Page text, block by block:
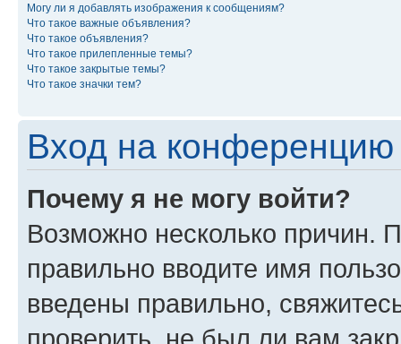
Могу ли я добавлять изображения к сообщениям?
Что такое важные объявления?
Что такое объявления?
Что такое прилепленные темы?
Что такое закрытые темы?
Что такое значки тем?
Вход на конференцию
Почему я не могу войти?
Возможно несколько причин.
правильно вводите имя
введены правильно,
проверить, не был ли вам